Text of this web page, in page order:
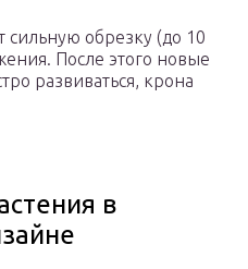
сильную обрезку (до 10
После этого новые
развиваться, крона
в